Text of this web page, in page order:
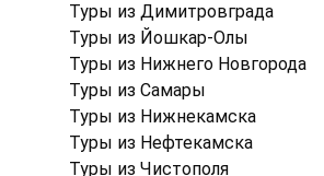
Туры из Димитровграда
Туры из Йошкар-Олы
Туры из Нижнего Новгорода
Туры из Самары
Туры из Нижнекамска
Туры из Нефтекамска
Туры из Чистополя